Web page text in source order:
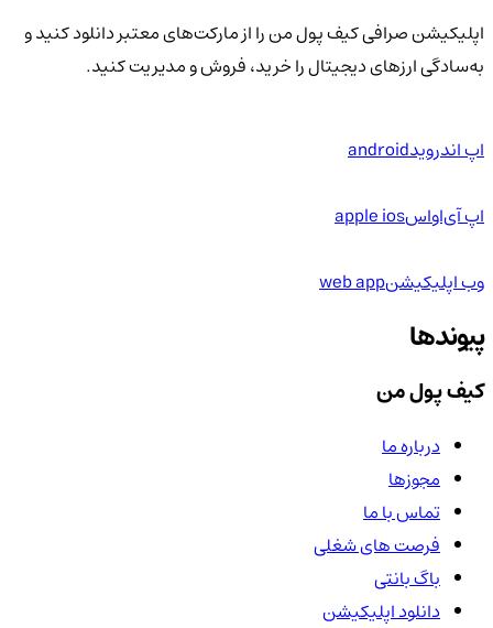
اپلیکیشن صرافی کیف پول من را از مارکت‌های معتبر دانلود کنید و
به‌سادگی ارزهای دیجیتال را خرید، فروش و مدیریت کنید.
اپ اندرویدandroid
اپ آی‌او‌اسapple ios
وب اپلیکیشنweb app
پیوندها
کیف پول من
درباره ما
مجوزها
تماس با ما
فرصت های شغلی
باگ بانتی
دانلود اپلیکیشن